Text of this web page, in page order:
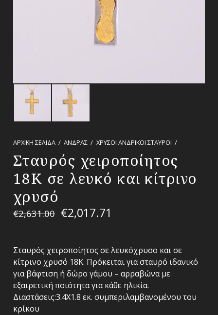
ΑΡΧΙΚΉ ΣΕΛΊΔΑ / ΑΝΔΡΑΣ / ΧΡΥΣΟΙ ΑΝΔΡΙΚΟΙ ΣΤΑΥΡΟΙ /
Σταυρός χειροποίητος
18Κ σε λευκό και κίτρινο
χρυσό
€2,631.00 €2,017.71
Σταυρός χειροποίητος σε λευκόχρυσο και σε
κίτρινο χρυσό 18Κ. Πρόκειται για σταυρό ιδανικό
για βάφτιση ή δώρο γάμου – αρραβώνα με
εξαιρετική ποιότητα για κάθε ηλικία.
Διαστάσεις:3.4Χ1.8 εκ. συμπεριλαμβανομένου του
κρίκου